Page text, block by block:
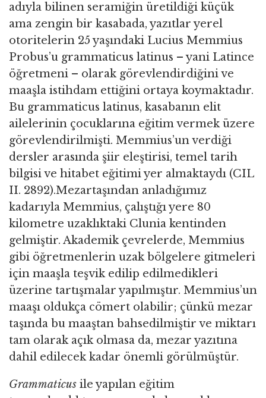
adıyla bilinen seramiğin üretildiği küçük
ama zengin bir kasabada, yazıtlar yerel
otoritelerin 25 yaşındaki Lucius Memmius
Probus’u grammaticus latinus – yani Latince
öğretmeni – olarak görevlendirdiğini ve
maaşla istihdam ettiğini ortaya koymaktadır.
Bu grammaticus latinus, kasabanın elit
ailelerinin çocuklarına eğitim vermek üzere
görevlendirilmişti. Memmius’un verdiği
dersler arasında şiir eleştirisi, temel tarih
bilgisi ve hitabet eğitimi yer almaktaydı (CIL
II. 2892).Mezartaşından anladığımız
kadarıyla Memmius, çalıştığı yere 80
kilometre uzaklıktaki Clunia kentinden
gelmiştir. Akademik çevrelerde, Memmius
gibi öğretmenlerin uzak bölgelere gitmeleri
için maaşla teşvik edilip edilmedikleri
üzerine tartışmalar yapılmıştır. Memmius’un
maaşı oldukça cömert olabilir; çünkü mezar
taşında bu maaştan bahsedilmiştir ve miktarı
tam olarak açık olmasa da, mezar yazıtına
dahil edilecek kadar önemli görülmüştür.
Grammaticus ile yapılan eğitim